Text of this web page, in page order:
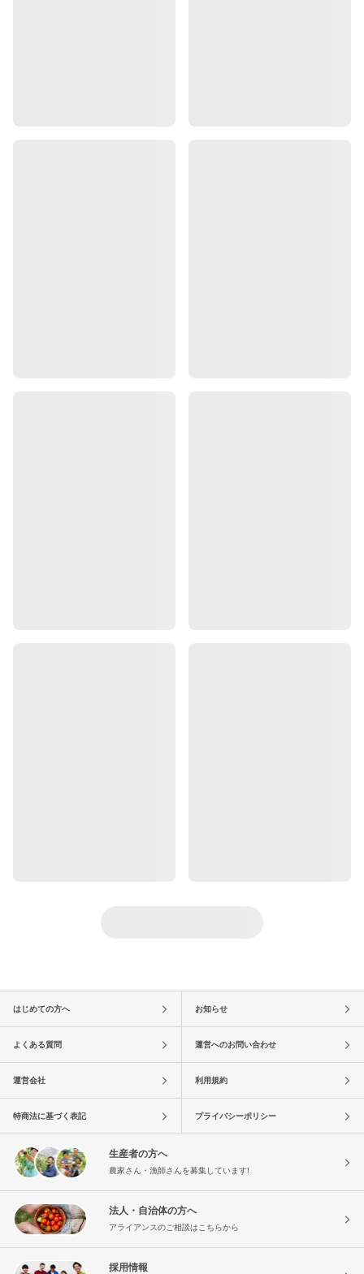
はじめての方へ お知らせ
よくある質問 運営へのお問い合わせ
運営会社 利用規約
特商法に基づく表記 プライバシーポリシー
生産者の方へ
農家さん・漁師さんを募集しています!
法人・自治体の方へ
アライアンスのご相談はこちらから
採用情報